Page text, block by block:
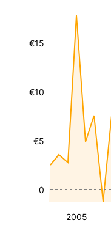
2005
€5
€10
€15
0